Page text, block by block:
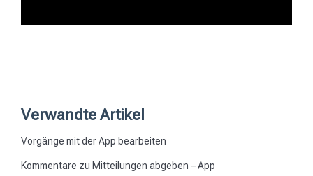
Verwandte Artikel
Vorgänge mit der App bearbeiten
Kommentare zu Mitteilungen abgeben – App